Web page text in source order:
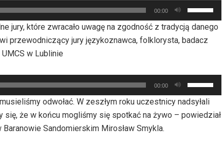
00:00
strzałek
do
góry
dołu
aby
zwiększyć
jury, które zwracało uwagę na zgodność z tradycją danego
przewodniczący jury językoznawca, folklorysta, badacz
w Lublinie
00:00
strzałek
do
góry
odwołać. W zeszłym roku uczestnicy nadsyłali
się, że w końcu mogliśmy się spotkać na żywo – powiedział
Sandomierskim Mirosław Smykla.